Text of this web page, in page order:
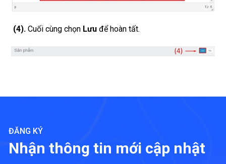
(4). Cuối cùng chọn Lưu để hoàn tất.
ĐĂNG KÝ
Nhận thông tin mới cập nhật